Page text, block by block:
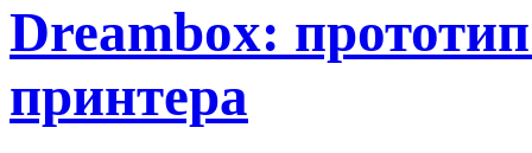
Dreambox:
принтера